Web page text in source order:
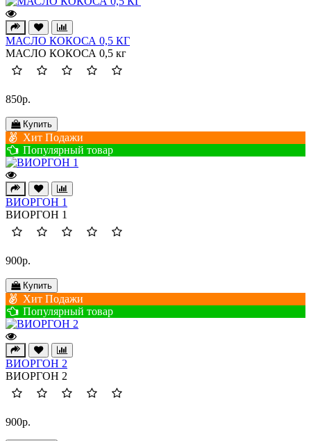
МАСЛО КОКОСА 0,5 КГ
МАСЛО КОКОСА 0,5 кг
850р.
Купить
Хит Подажи
Популярный товар
ВИОРГОН 1
ВИОРГОН 1
900р.
Купить
Хит Подажи
Популярный товар
ВИОРГОН 2
ВИОРГОН 2
900р.